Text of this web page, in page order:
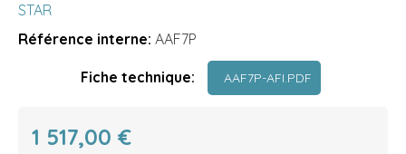
STAR
Référence interne: AAF7P
Fiche technique: AAF7P-AFI.PDF
1 517,00 €